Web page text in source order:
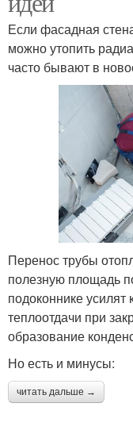
Если фасадная
можно утопить
часто бывают в
Перенос трубы
полезную площадь
подоконнике усилят
теплоотдачи при
образование
Но есть и минусы:
читать дальше →